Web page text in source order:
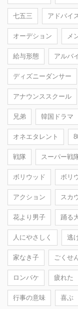
七五三 アドバイ
オーデション メ
給与形態 アルバ
ディズニーダンサー
アナウンススクール
兄弟 韓国ドラマ
オネエタレント
戦隊 スーパー戦
ボリウッド ボリ
アクション スカ
花より男子 踊る
人にやさしく 逃
家なき子 ごくせ
ロンバケ 疲れた
行事の意味 喜ぶ